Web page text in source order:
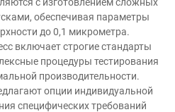
обеспечивая параметры
до 0,1 микрометра.
включает строгие стандарты
процедуры тестирования
производительности.
опции индивидуальной
специфических требований